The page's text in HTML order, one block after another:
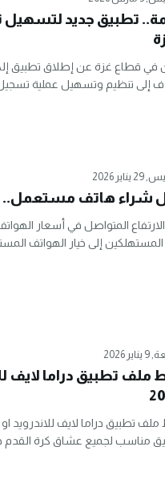
تطبيق جديد
في قطاع غزة عن إطلاق تطبيق
إلى تنظيم وتسهيل عملية
يناير 2026
شراء هاتف مستعمل..
المتواصل في أسعار الهواتف
إلى خيار الهواتف
2026
ملف تطبيق دراما لايف
مناسب لجميع عشاق كرة القدم